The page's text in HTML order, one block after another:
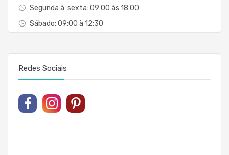
Segunda à sexta: 09:00 às 18:00
Sábado: 09:00 à 12:30
Redes Sociais